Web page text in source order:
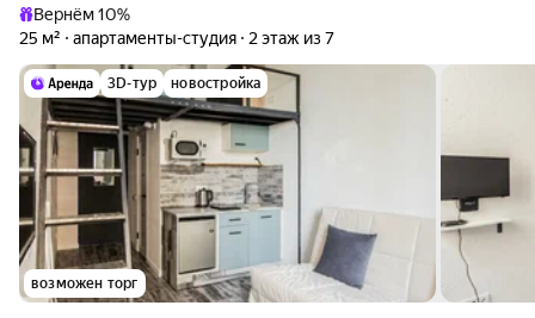
Вернём 10%
25 м²
апартаменты-студия 2 этаж из 7
3D-тур новостройка
возможен торг